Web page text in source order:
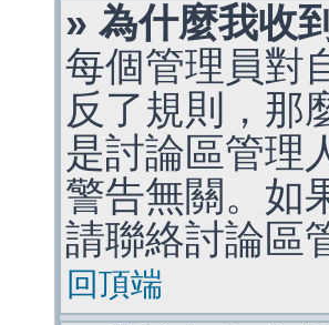
» 為什麼我收
每個管理員對
反了規則，那
是討論區管理
警告無關。如
請聯絡討論區
回頂端